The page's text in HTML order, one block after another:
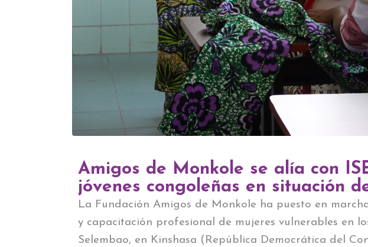
Amigos de Monkole se alía con
jóvenes congoleñas en situación
La Fundación Amigos de Monkole ha puesto en
y capacitación profesional de mujeres vulnerables en
Selembao, en Kinshasa (República Democrática del